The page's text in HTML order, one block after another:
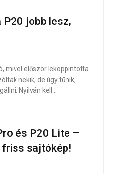
P20 jobb lesz,
mivel először lekoppintotta
nekik, de úgy tűnik,
Nyilván kell…
és P20 Lite –
friss sajtókép!